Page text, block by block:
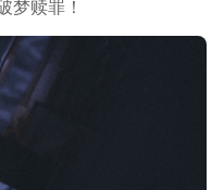
梦赎罪！